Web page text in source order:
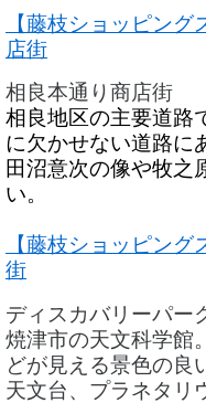
【藤枝ショッピン
店街
相良本通り商店街
相良地区の主要道路
に欠かせない道路に
田沼意次の像や牧之
い。
【藤枝ショッピン
街
ディスカバリーパー
焼津市の天文科学館
どが見える景色の良
天文台、プラネタリ